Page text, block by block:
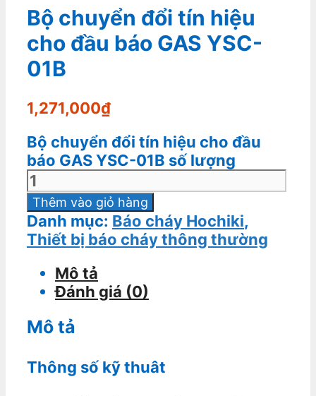
Bộ chuyển đổi tín hiệu
cho đầu báo GAS YSC-
01B
1,271,000₫
Bộ chuyển đổi tín hiệu cho đầu
báo GAS YSC-01B số lượng
Thêm vào giỏ hàng
Danh mục: Báo cháy Hochiki,
Thiết bị báo cháy thông thường
Mô tả
Đánh giá (0)
Mô tả
Thông số kỹ thuât